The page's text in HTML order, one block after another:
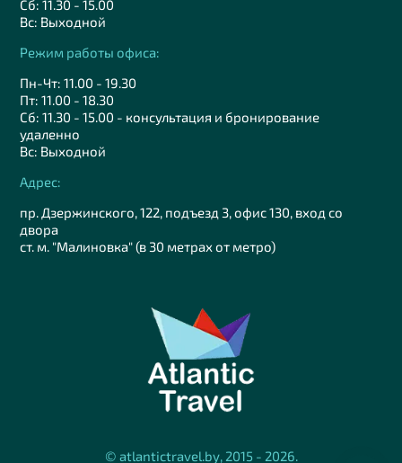
Сб: 11.30 - 15.00
Вс: Выходной
Режим работы офиса:
Пн-Чт: 11.00 - 19.30
Пт: 11.00 - 18.30
Сб: 11.30 - 15.00 - консультация и бронирование
удаленно
Вс: Выходной
Адрес:
пр. Дзержинского, 122, подъезд 3, офис 130, вход со
двора
ст. м. "Малиновка" (в 30 метрах от метро)
© atlantictravel.by, 2015 - 2026.